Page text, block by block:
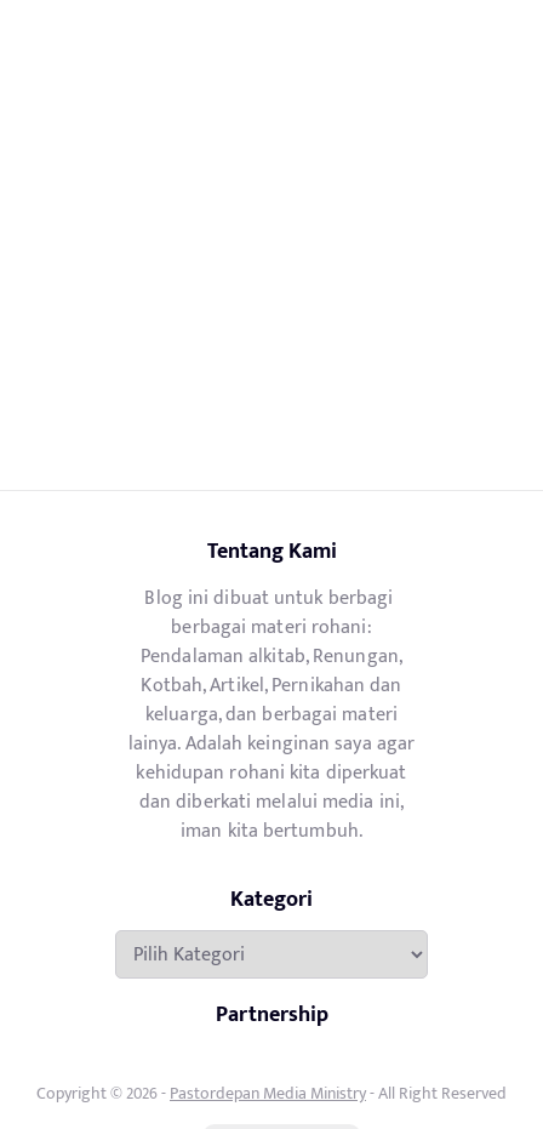
Tentang Kami
Blog ini dibuat untuk berbagi
berbagai materi rohani:
Pendalaman alkitab, Renungan,
Kotbah, Artikel, Pernikahan dan
keluarga, dan berbagai materi
lainya. Adalah keinginan saya agar
kehidupan rohani kita diperkuat
dan diberkati melalui media ini,
iman kita bertumbuh.
Kategori
Kategori
Partnership
Copyright © 2026 -Pastordepan Media Ministry- All Right Reserved